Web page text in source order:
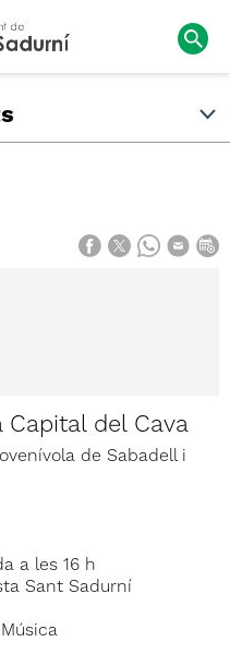
Capital del Cava
de Sabadell i
a les 16 h
Sant Sadurní